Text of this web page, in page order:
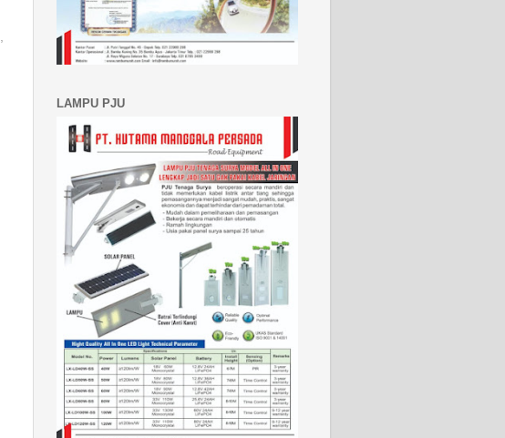
LAMPU PJU